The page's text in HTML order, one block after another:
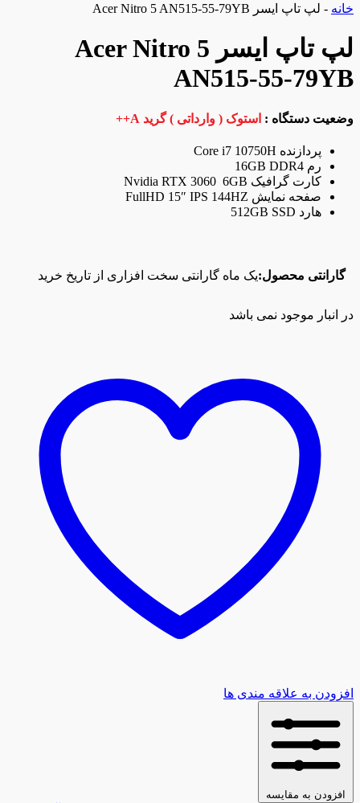
خانه - لپ تاپ ایسر Acer Nitro 5 AN515-55-79YB
لپ تاپ ایسر Acer Nitro 5
AN515-55-79YB
وضعیت دستگاه : استوک ( وارداتی ) گرید A++
پردازنده Core i7 10750H
رم 16GB DDR4
کارت گرافیک Nvidia RTX 3060 6GB
صفحه نمایش FullHD 15″ IPS 144HZ
هارد 512GB SSD
گارانتی محصول:یک ماه گارانتی سخت افزاری از تاریخ خرید
در انبار موجود نمی باشد
افزودن به علاقه مندی ها
افزودن به مقایسه